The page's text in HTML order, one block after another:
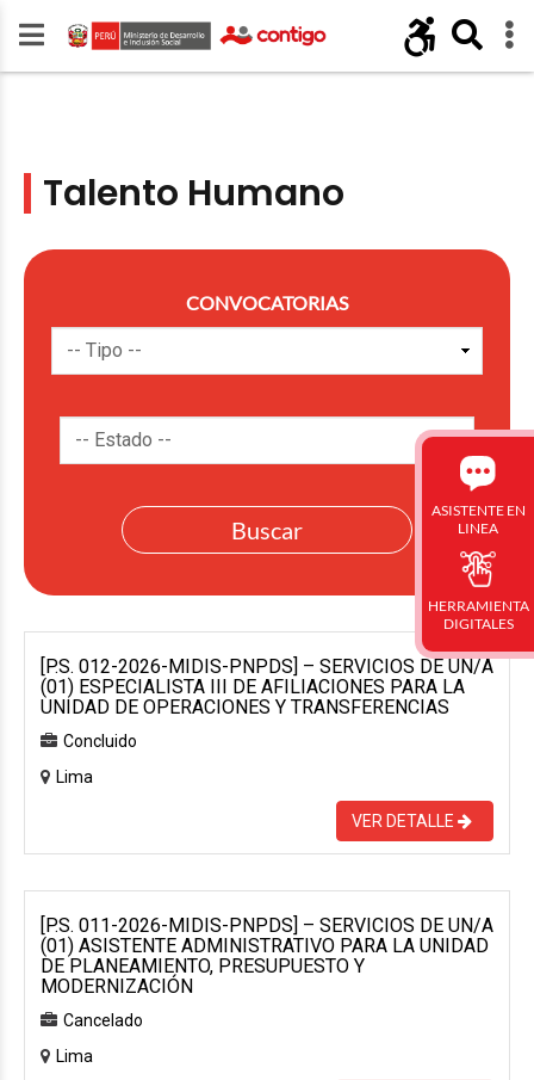
Talento Humano
CONVOCATORIAS
[P.S. 012-2026-MIDIS-PNPDS] – SERVICIOS DE UN/A
(01) ESPECIALISTA III DE AFILIACIONES PARA LA
UNIDAD DE OPERACIONES Y TRANSFERENCIAS
Concluido
Lima
VER DETALLE
[P.S. 011-2026-MIDIS-PNPDS] – SERVICIOS DE UN/A
(01) ASISTENTE ADMINISTRATIVO PARA LA UNIDAD
DE PLANEAMIENTO, PRESUPUESTO Y
MODERNIZACIÓN
Cancelado
Lima
ASISTENTE EN
LINEA
HERRAMIENTA
DIGITALES